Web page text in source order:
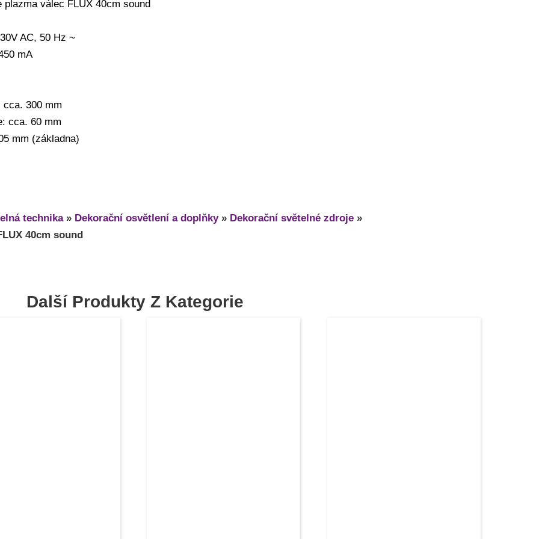
válec FLUX 40cm sound
AC, 50 Hz ~
mA
300 mm
cca. 60 mm
mm (základna)
technika» Dekorační osvětlení a doplňky» Dekorační světelné zdroje »
40cm sound
Další Produkty Z Kategorie